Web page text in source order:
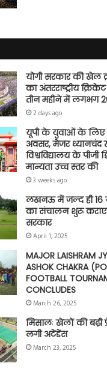
योगी सरकार की खेल
का अंतरराष्ट्रीय
तीन महीने में लगभग
2 days ago
यूपी के युवाओं के लिए
अवसर, मेजर
विश्वविद्यालय के पीजी
मान्यता उच्च स्तर की
3 weeks ago
लखनऊ में जल्द ही 16
का संचालन शुरू
सरकार
April 1, 2025
MAJOR LAISHRAM
ASHOK CHAKRA
FOOTBALL
CONCLUDES
March 26, 2025
मिसालः खेलों की बढ़ी
लगी अटेंडेंस
March 23, 2025